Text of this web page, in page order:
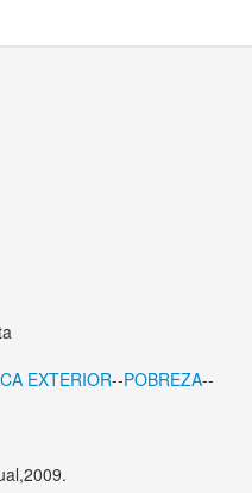
EXTERIOR--POBREZA--